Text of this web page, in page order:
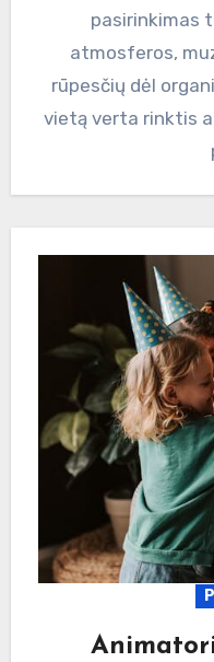
pasirinkimas
atmosferos,
rūpesčių dėl
vietą verta rinktis